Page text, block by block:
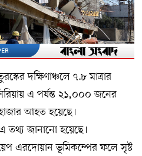
দক্ষিণাঞ্চলে ৭.৮ মাত্রার
এ পর্যন্ত ২১,০০০ জনের
আহত হয়েছে।
জানানো হয়েছে।
এরদোয়ান ভূমিকম্পের ফলে সৃষ্ট